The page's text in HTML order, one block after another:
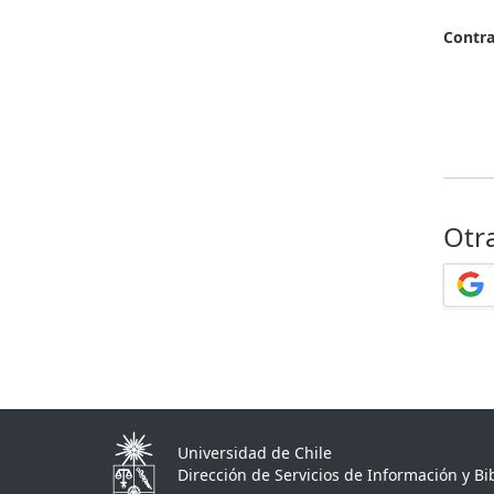
Universidad de Chile
Dirección de Servicios de Información y